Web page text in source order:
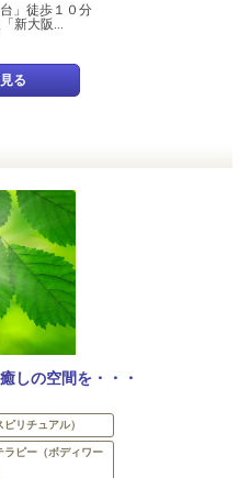
」徒歩１０分
新大阪...
る
しの空間を・・・
リチュアル）
ラピー（ボディワー